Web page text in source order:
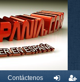
Contáctenos